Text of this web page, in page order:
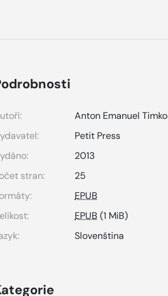
Anton Emanuel Timko
Petit Press
2013
stran:
25
EPUB
EPUB (1 MiB)
Slovenština